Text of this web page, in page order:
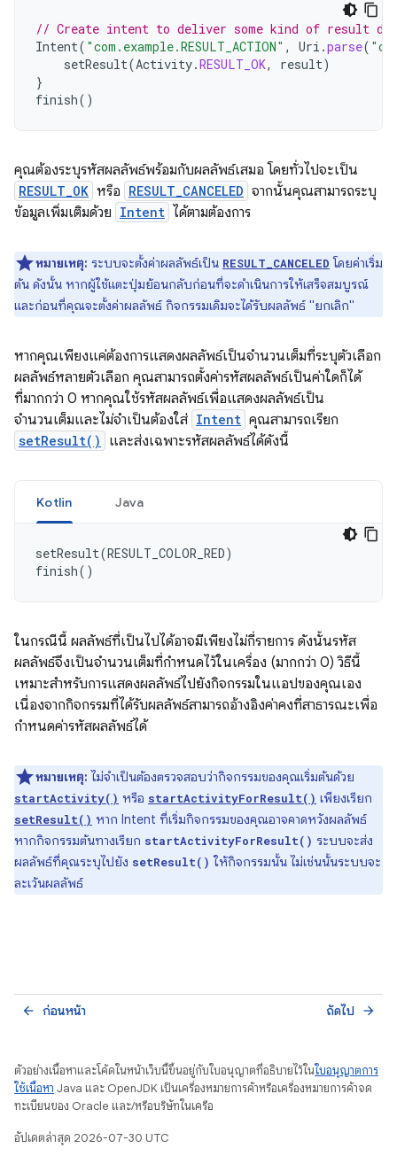
// Create intent to deliver some kind of result
Intent( "com.example.RESULT_ACTION" , Uri .parse(
setResult(Activity.RESULT_OK, result)
}
finish()
คุณต้องระบุรหัสผลลัพธ์พร้อมกับผลลัพธ์เสมอ โดยทั่วไปจะเป็น
RESULT_OK หรือ RESULT_CANCELED จากนั้นคุณสามารถระบุ
ข้อมูลเพิ่มเติมด้วย Intent ได้ตามต้องการ
หมายเหตุ: ระบบจะตั้งค่าผลลัพธ์เป็น RESULT_CANCELED โดยค่าเริ่ม
ต้น ดังนั้น หากผู้ใช้แตะปุ่มย้อนกลับก่อนที่จะดำเนินการให้เสร็จสมบูรณ์
และก่อนที่คุณจะตั้งค่าผลลัพธ์ กิจกรรมเดิมจะได้รับผลลัพธ์ "ยกเลิก"
หากคุณเพียงแค่ต้องการแสดงผลลัพธ์เป็นจำนวนเต็มที่ระบุตัวเลือก
ผลลัพธ์หลายตัวเลือก คุณสามารถตั้งค่ารหัสผลลัพธ์เป็นค่าใดก็ได้
ที่มากกว่า 0 หากคุณใช้รหัสผลลัพธ์เพื่อแสดงผลลัพธ์เป็น
จำนวนเต็มและไม่จำเป็นต้องใส่ Intent คุณสามารถเรียก
setResult() และส่งเฉพาะรหัสผลลัพธ์ได้ดังนี้
Kotlin Java
setResult(RESULT_COLOR_RED)
finish()
ในกรณีนี้ ผลลัพธ์ที่เป็นไปได้อาจมีเพียงไม่กี่รายการ ดังนั้นรหัส
ผลลัพธ์จึงเป็นจำนวนเต็มที่กำหนดไว้ในเครื่อง (มากกว่า 0) วิธีนี้
เหมาะสำหรับการแสดงผลลัพธ์ไปยังกิจกรรมในแอปของคุณเอง
เนื่องจากกิจกรรมที่ได้รับผลลัพธ์สามารถอ้างอิงค่าคงที่สาธารณะเพื่อ
กำหนดค่ารหัสผลลัพธ์ได้
หมายเหตุ: ไม่จำเป็นต้องตรวจสอบว่ากิจกรรมของคุณเริ่มต้นด้วย
startActivity() หรือ startActivityForResult() เพียงเรียก
setResult() หาก Intent ที่เริ่มกิจกรรมของคุณอาจคาดหวังผลลัพธ์
หากกิจกรรมต้นทางเรียก startActivityForResult() ระบบจะส่ง
ผลลัพธ์ที่คุณระบุไปยัง setResult() ให้กิจกรรมนั้น ไม่เช่นนั้นระบบจะ
ละเว้นผลลัพธ์
ก่อนหน้า
arrow_back ถัดไป arrow_forward
ตัวอย่างเนื้อหาและโค้ดในหน้าเว็บนี้ขึ้นอยู่กับใบอนุญาตที่อธิบายไว้ในใบอนุญาตการ
ใช้เนื้อหา Java และ OpenJDK เป็นเครื่องหมายการค้าหรือเครื่องหมายการค้าจด
ทะเบียนของ Oracle และ/หรือบริษัทในเครือ
อัปเดตล่าสุด 2026-07-30 UTC